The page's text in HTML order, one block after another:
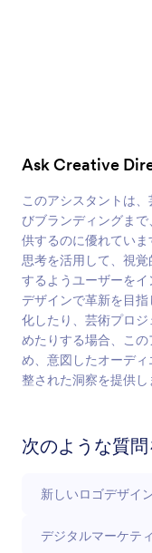
Ask Creative
このアシスタントは
びブランディングま
供するのに優れてい
思考を活用して、視
するようユーザーを
デザインで革新を目
化したり、芸術プロ
めたりする場合、こ
め、意図したオーデ
整された洞察を提供し
次のような質
新しいロゴデザイ
デジタルマーケテ